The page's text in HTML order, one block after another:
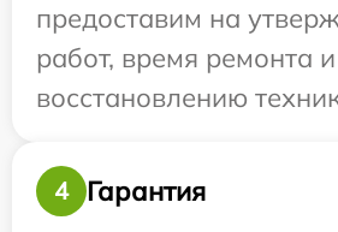
предоставим на
работ, время ремонта
восстановлению
4
Гарантия